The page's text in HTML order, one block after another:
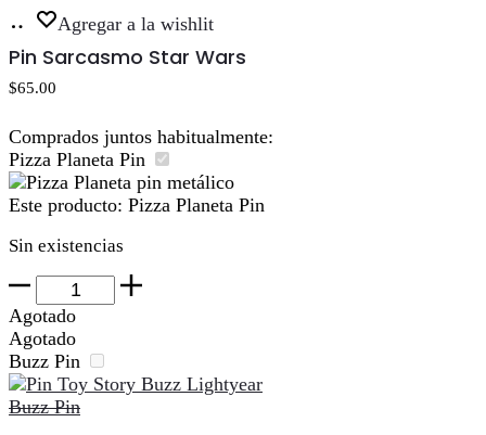
Añadir
carrito
Agregar a la wishlit
Pin Sarcasmo Star Wars
$65.00
Comprados juntos habitualmente:
Pizza Planeta Pin
Este producto: Pizza Planeta Pin
Sin existencias
Pizza
Planeta
Pin
cantidad
Agotado
Agotado
Buzz Pin
Buzz Pin